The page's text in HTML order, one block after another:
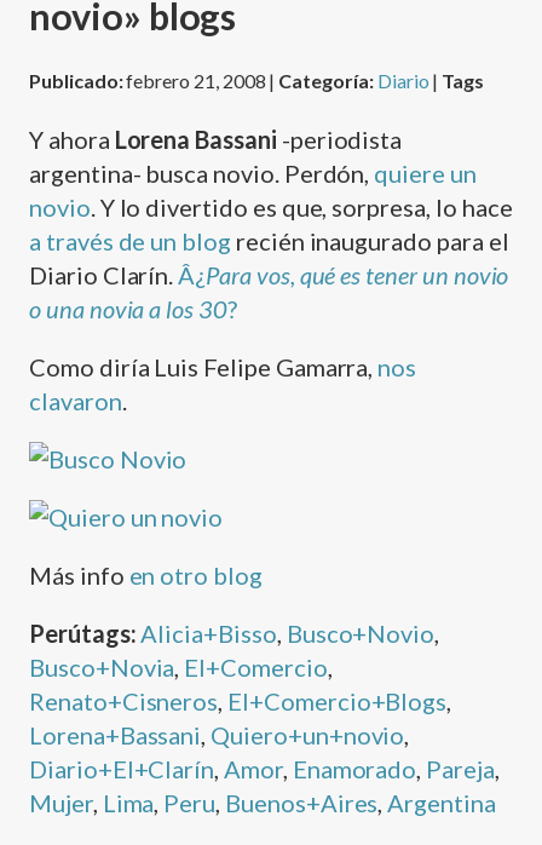
novio» blogs
Publicado:febrero 21, 2008 | Categoría: Diario | Tags
Y ahora Lorena Bassani -periodista
argentina- busca novio. Perdón, quiere un
novio . Y lo divertido es que, sorpresa, lo hace
a través de un blog recién inaugurado para el
Diario Clarí­n. Â¿Para vos, qué es tener un novio
o una novia a los 30?
Como dirí­a Luis Felipe Gamarra, nos
clavaron
Más info en otro blog
Perútags: Alicia+Bisso Busco+Novio
Busco+Novia El+Comercio
Renato+Cisneros El+Comercio+Blogs
Lorena+Bassani Quiero+un+novio
Diario+El+Clarí­n Amor, Enamorado Pareja
Mujer, Lima Peru Buenos+Aires Argentina